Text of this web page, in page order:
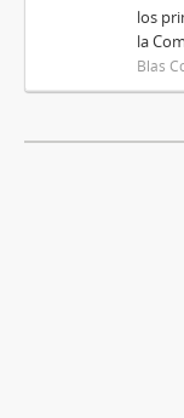
los
la
Blas